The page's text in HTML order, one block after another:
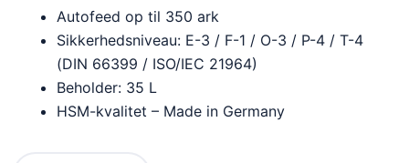
Autofeed op til 350 ark
Sikkerhedsniveau: E-3 / F-1 / O-3 / P-4 / T-4
(DIN 66399 / ISO/IEC 21964)
Beholder: 35 L
HSM-kvalitet – Made in Germany